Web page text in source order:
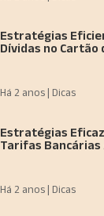
Estratégias
Dívidas no Cartão
Há 2 anos | Dicas
Estratégias
Tarifas Bancárias
Há 2 anos | Dicas